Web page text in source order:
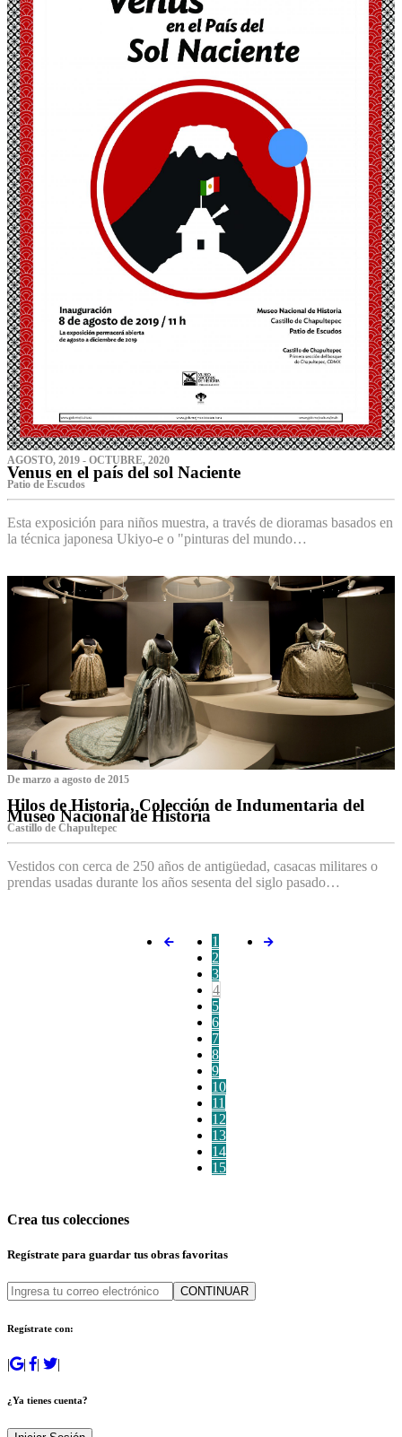
AGOSTO, 2019 - OCTUBRE, 2020
Venus en el país del sol Naciente
P‌atio de Escudos
Esta exposición para niños muestra, a través de dioramas basados en
la técnica japonesa Ukiyo-e o "pinturas del mundo…
De marzo a agosto de 2015
Hilos de Historia, Colección de Indumentaria del
Museo Nacional de Historia
Castillo de Chapultepec
Vestidos con cerca de 250 años de antigüedad, casacas militares o
prendas usadas durante los años sesenta del siglo pasado…
1
2
3
4
5
6
7
8
9
10
11
12
13
14
15
Crea tus colecciones
Regístrate para guardar tus obras favoritas
CONTINUAR
Regístrate con:
| | | |
¿Ya tienes cuenta?